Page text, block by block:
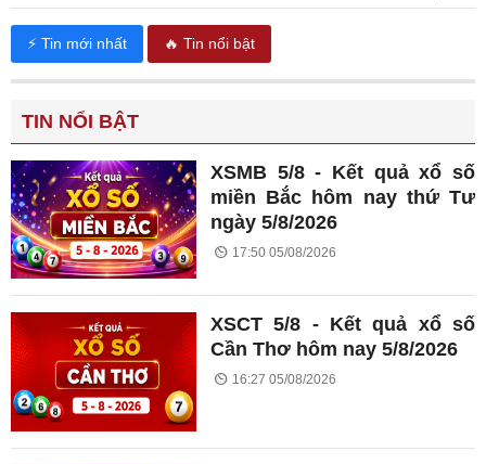
⚡ Tin mới nhất 🔥 Tin nổi bật
TIN NỔI BẬT
XSMB 5/8 - Kết quả xổ số
miền Bắc hôm nay thứ Tư
ngày 5/8/2026
17:50 05/08/2026
XSCT 5/8 - Kết quả xổ số
Cần Thơ hôm nay 5/8/2026
16:27 05/08/2026